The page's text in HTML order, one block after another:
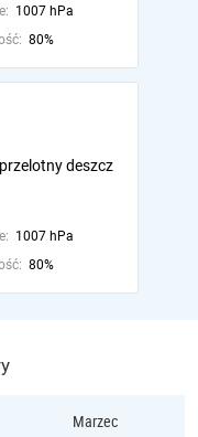
1007 hPa
80%
deszcz
1007 hPa
80%
Marzec